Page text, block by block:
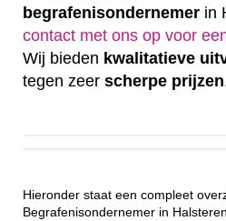
begrafenisondernemer in
contact met ons op voor
Wij bieden kwalitatieve
tegen zeer scherpe prijzen
Hieronder staat een compleet
Begrafenisondernemer in